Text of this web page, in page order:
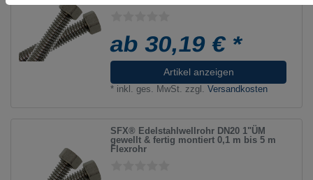
ab 30,19 € *
Artikel anzeigen
* inkl. ges. MwSt. zzgl.Versandkosten
SFX® Edelstahlwellrohr DN20 1"ÜM
gewellt & fertig montiert 0,1 m bis 5 m
Flexrohr